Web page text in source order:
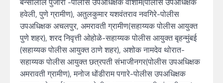
हवेली, पुणे ग्रामीण), अतुलकुमार यशवंतराव नवगिरे-पोलीस
उपअधिक्षक अचलपुर, अमरावती ग्रामीण(सहाय्यक पोलीस आयुक्त
पुणे शहर), शरद निवृत्ती ओहोळे-सहाय्यक पोलीस आयुक्त बृहन्मुंबई
(सहाय्यक पोलीस आयुक्त ठाणे शहर), अशोक नामदेव थोरात-
सहाय्यक पोलीस आयुक्त छत्रपती संभाजीनगर(पोलीस उपअधिक्षक
अमरावती ग्रामीण), मनोज धोंडीराम पगारे-पोलीस उपअधिक्षक